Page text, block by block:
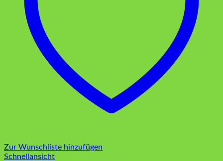
Zur Wunschliste hinzufügen
Schnellansicht